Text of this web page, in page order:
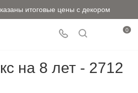
итоговые цены с декором
0
на 8 лет - 2712